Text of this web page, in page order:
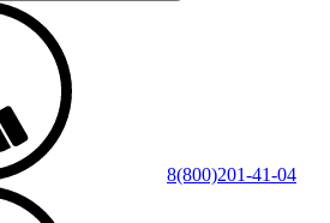
8(800)201-41-04